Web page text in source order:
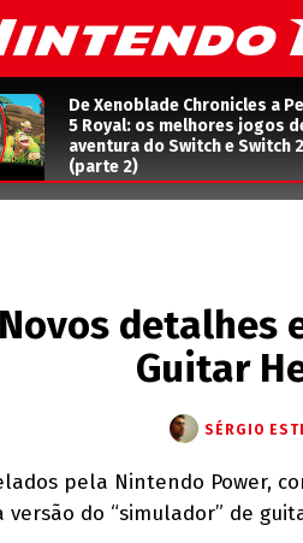
De Xenoblade Chronicles a
5 Royal: os melhores jogos
aventura do Switch e Switch 2
(parte 2)
Novos detalhes
Guitar
SÉRGIO
pela Nintendo Power,
versão do “simulador” de